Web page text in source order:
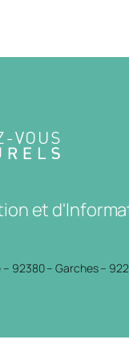
et
92380 – Garches –